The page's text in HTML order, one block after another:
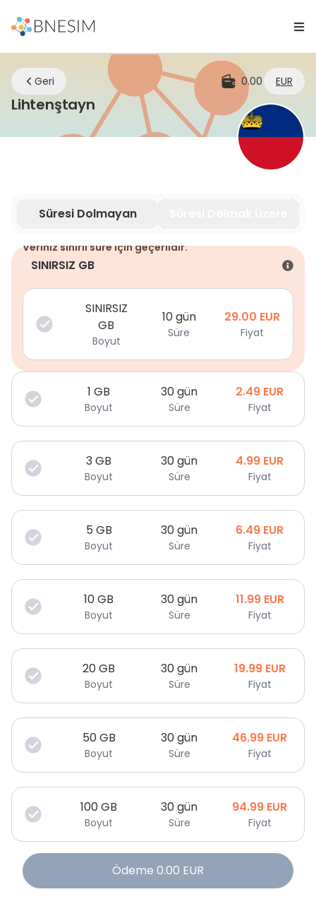
Geri 0.00 EUR
LihtenştayneSIM | Nerede olursanız olun
Süresi Dolmayan
Veriniz sınırlı süre için geçerlidir.
SINIRSIZ GB
SINIRSIZ
GB
Boyut
10 gün
Süre
29.00 EUR
Fiyat
1 GB
Boyut
30 gün
Süre
2.49 EUR
Fiyat
3GB
Boyut
30 gün
Süre
4.99 EUR
Fiyat
5 GB
Boyut
30 gün
Süre
6.49 EUR
Fiyat
10GB
Boyut
30 gün
Süre
11.99 EUR
Fiyat
20GB
Boyut
30 gün
Süre
19.99 EUR
Fiyat
50GB
Boyut
30 gün
Süre
46.99 EUR
Fiyat
100GB
Boyut
30 gün
Süre
94.99 EUR
Fiyat
Ödeme 0.00 EUR